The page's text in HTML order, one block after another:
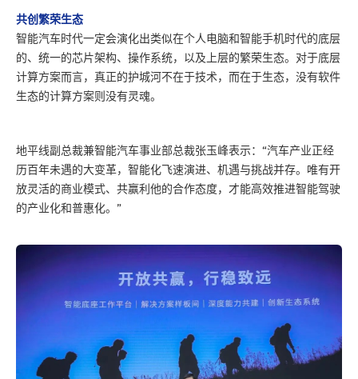
共创繁荣生态
智能汽车时代一定会演化出类似在个人电脑和智能手机时代的底层
的、统一的芯片架构、操作系统，以及上层的繁荣生态。对于底层
计算方案而言，真正的护城河不在于技术，而在于生态，没有软件
生态的计算方案则没有灵魂。
地平线副总裁兼智能汽车事业部总裁张玉峰表示：“汽车产业正经
历百年未遇的大变革，智能化飞速演进、机遇与挑战并存。唯有开
放灵活的商业模式、共赢利他的合作态度，才能高效推进智能驾驶
的产业化和普惠化。”